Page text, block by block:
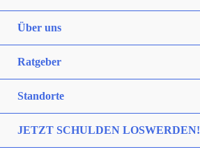
Über uns
Ratgeber
Standorte
JETZT SCHULDEN LOSWERDEN!